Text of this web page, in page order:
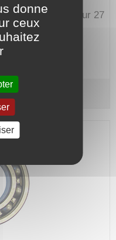
110 mm.Épaisseur 27
701396
C3 - SKF
donne
ceux